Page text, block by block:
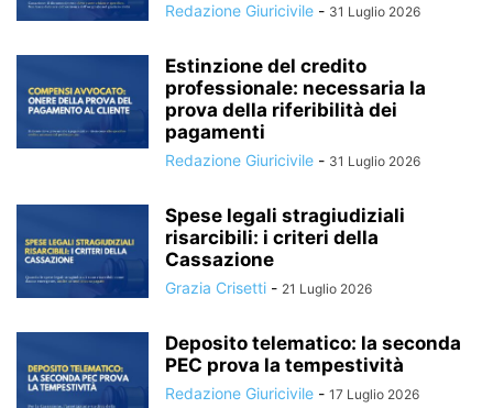
Redazione Giuricivile - 31 Luglio 2026
Estinzione del credito
professionale: necessaria la
prova della riferibilità dei
pagamenti
Redazione Giuricivile - 31 Luglio 2026
Spese legali stragiudiziali
risarcibili: i criteri della
Cassazione
Grazia Crisetti - 21 Luglio 2026
Deposito telematico: la seconda
PEC prova la tempestività
Redazione Giuricivile - 17 Luglio 2026